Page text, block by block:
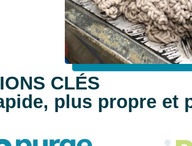
CLÉS
plus propre et